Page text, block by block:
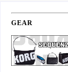
GEAR